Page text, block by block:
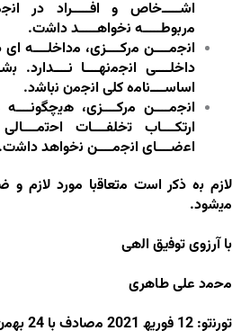
اﺷـــــﺧﺎص و اﻓـــــراد در
ﻣرﺑوطـــــه ﻧﺧواھـــــد داﺷت.
اﻧﺟﻣــــن ﻣرﮐــــزی، ﻣداﺧﻠــــه
داﺧﻠــــﯽ اﻧﺟﻣﻧﮭــــﺎ ﻧــــدارد.
اﺳﺎﺳــــﻧﺎﻣه ﮐﻠﯽ اﻧﺟﻣن ﻧﺑﺎﺷد.
اﻧﺟﻣــــن ﻣرﮐــــزی،
ارﺗﮑــــﺎب ﺗﺧﻠﻔــــﺎت
اﻋﺿــــﺎی اﻧﺟﻣــــن ﻧﺧواھد داﺷت.
ﻻزم ﺑه ذﮐر اﺳت ﻣﺗﻌﺎﻗﺑﺎ ﻣورد ﻻزم و
ﻣﯾﺷود.
ﺑﺎ آرزوی ﺗوﻓﯾﻖ اﻟهی
ﻣﺣﻣد ﻋﻠﯽ طﺎھری
ﺗورﻧﺗو: 12 ﻓورﯾﮫ 2021 ﻣﺻﺎدف ﺑﺎ 24 ﺑﮭﻣن ﻣﺎه 1399